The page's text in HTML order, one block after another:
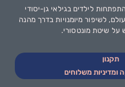
לילדים בגילאי גן-יסודי
לשיפור מיומנויות בדרך מהנה
על שיטת מונטסורי.
תקנון
ומדיניות משלוחים